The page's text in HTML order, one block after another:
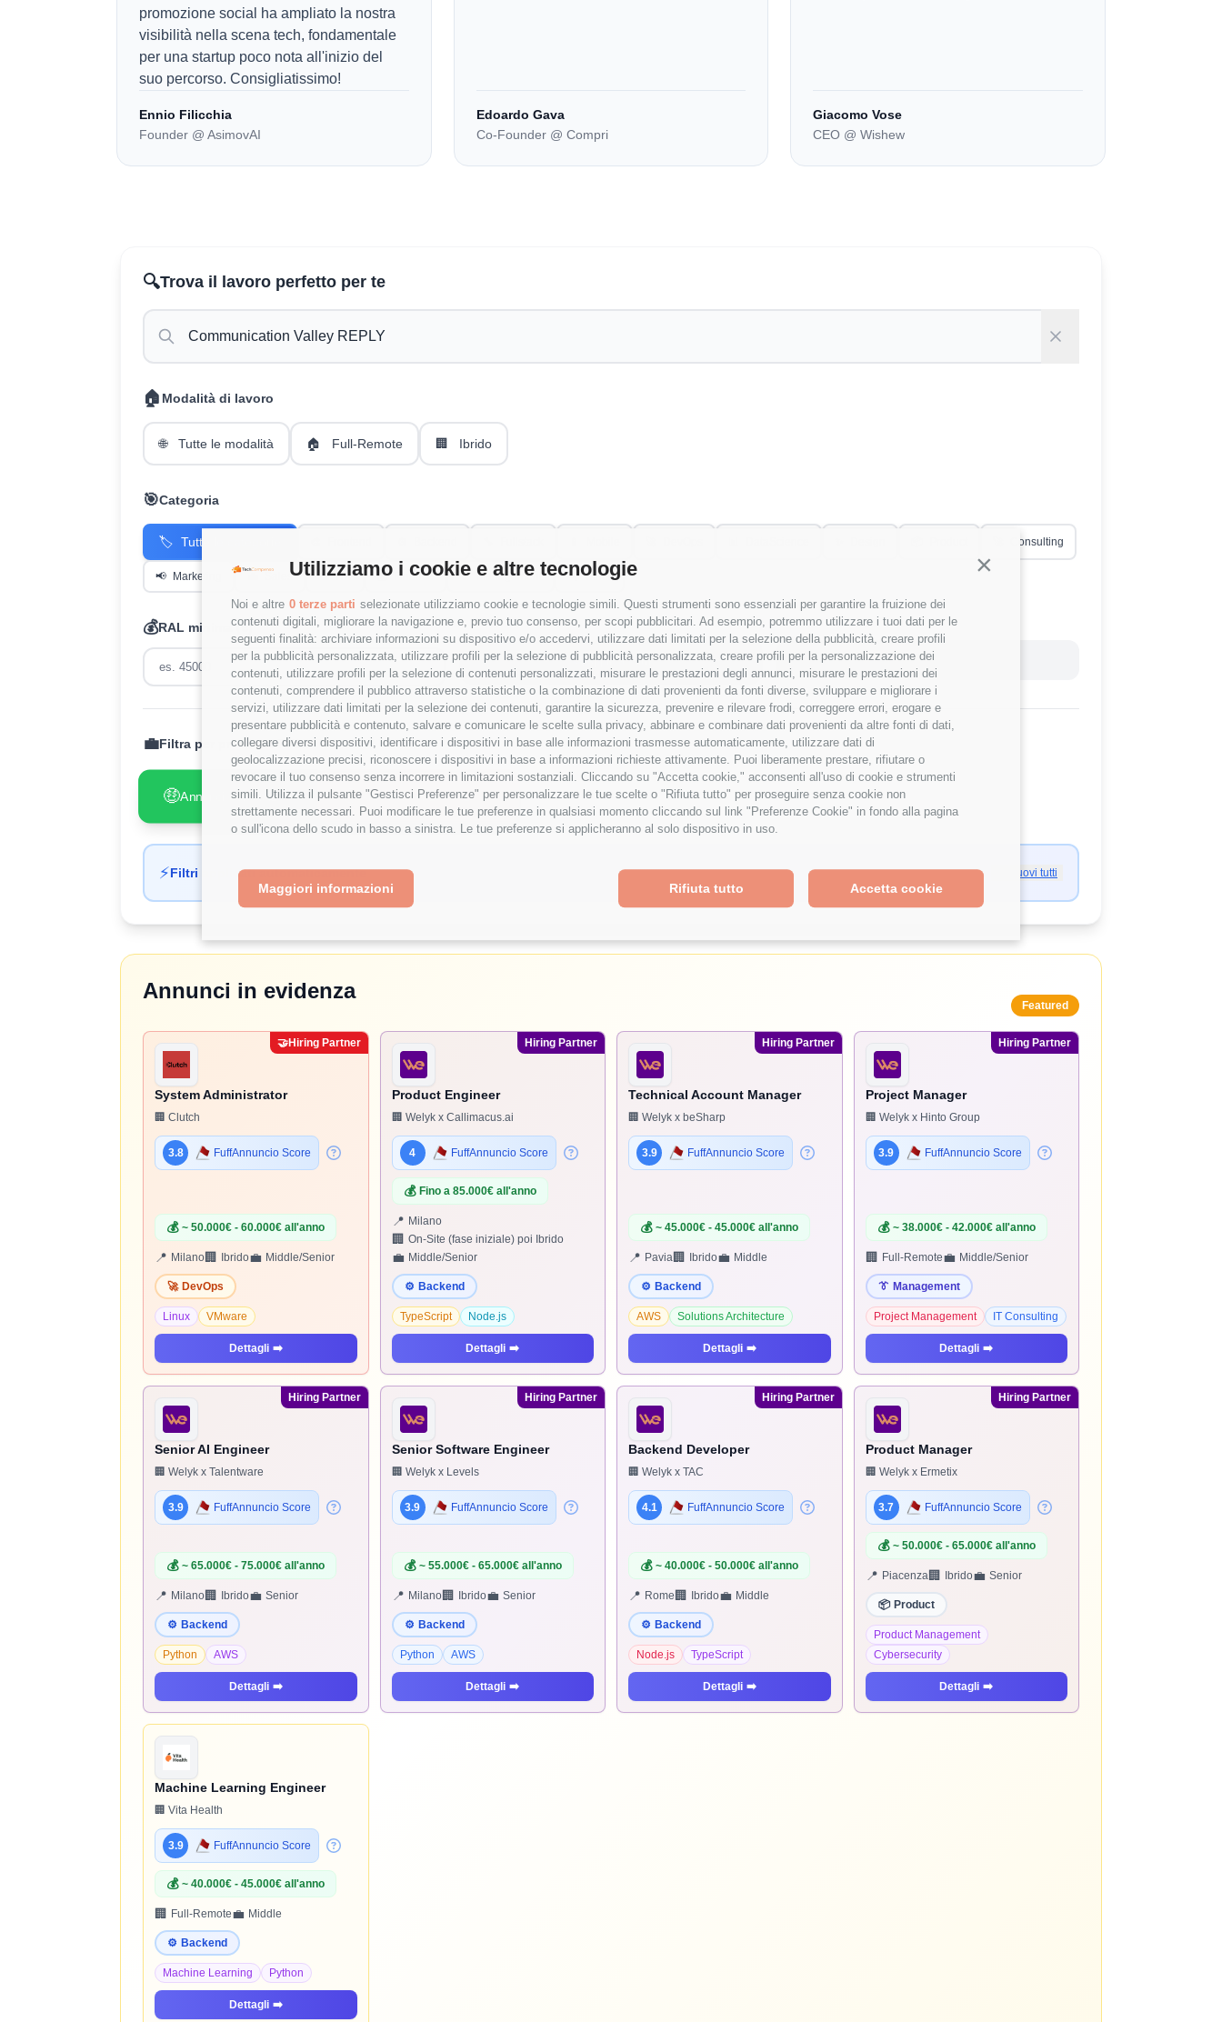
Continua senza accettare
Utilizziamo i cookie e altre tecnologie
Noi e altre 0 terze parti selezionate utilizziamo cookie e tecnologie simili. Questi strumenti sono essenziali per garantire la fruizione dei
contenuti digitali, migliorare la navigazione e, previo tuo consenso, per scopi pubblicitari. Ad esempio, potremmo utilizzare i tuoi dati per le
seguenti finalità: archiviare informazioni su dispositivo e/o accedervi, utilizzare dati limitati per la selezione della pubblicità, creare profili
per la pubblicità personalizzata, utilizzare profili per la selezione di pubblicità personalizzata, creare profili per la personalizzazione dei
contenuti, utilizzare profili per la selezione di contenuti personalizzati, misurare le prestazioni degli annunci, misurare le prestazioni dei
contenuti, comprendere il pubblico attraverso statistiche o la combinazione di dati provenienti da fonti diverse, sviluppare e migliorare i
servizi, utilizzare dati limitati per la selezione dei contenuti, garantire la sicurezza, prevenire e rilevare frodi, correggere errori, erogare e
presentare pubblicità e contenuto, salvare e comunicare le scelte sulla privacy, abbinare e combinare dati provenienti da altre fonti di dati,
collegare diversi dispositivi, identificare i dispositivi in base alle informazioni trasmesse automaticamente, utilizzare dati di
geolocalizzazione precisi, riconoscere i dispositivi in base a informazioni richieste attivamente. Puoi liberamente prestare, rifiutare o
revocare il tuo consenso senza incorrere in limitazioni sostanziali. Cliccando su "Accetta cookie," acconsenti all'uso di cookie e strumenti
simili. Utilizza il pulsante "Gestisci Preferenze" per personalizzare le tue scelte o "Rifiuta tutto" per proseguire senza cookie non
strettamente necessari. Puoi modificare le tue preferenze in qualsiasi momento cliccando sul link "Preferenze Cookie" in fondo alla pagina
o sull'icona dello scudo in basso a sinistra. Le tue preferenze si applicheranno al solo dispositivo in uso.
Accetta cookie
Rifiuta tutto
Maggiori informazioni
promozione social ha ampliato la nostra
visibilità nella scena tech, fondamentale
per una startup poco nota all'inizio del
suo percorso. Consigliatissimo!
Ennio Filicchia
Founder @ AsimovAI
Edoardo Gava
Co-Founder @ Compri
Giacomo Vose
CEO @ Wishew
🔍Trova il lavoro perfetto per te
🏠 Modalità di lavoro
🌐 Tutte le modalità 🏠 Full-Remote 🏢 Ibrido
🎯Categoria
🏷️ Tutte le categorie Consulting
📢 Marketing Sales 👥 HR 💰 Finance 👔 Management 🔍 Other
💰RAL minima (€)
Applica Filtri Reset Filtri
💼Filtra per presenza RAL:
🤑Annunci con RAL ✓ 😢Annunci senza RAL ✓
⚡Filtri applicati automaticamente Rimuovi tutti
Annunci in evidenza
Featured
🤝Hiring Partner
System Administrator
🏢 Clutch
3.8 FuffAnnuncio Score
💰 ~ 50.000€ - 60.000€ all'anno
📍 Milano🏢 Ibrido💼 Middle/Senior
🚀 DevOps
Linux VMware
Dettagli ➡️
Hiring Partner
Product Engineer
🏢 Welyk x Callimacus.ai
4 FuffAnnuncio Score
💰 Fino a 85.000€ all'anno
📍 Milano
🏢 On-Site (fase iniziale) poi Ibrido
💼 Middle/Senior
⚙️ Backend
TypeScript Node.js
Dettagli ➡️
Hiring Partner
Technical Account Manager
🏢 Welyk x beSharp
3.9 FuffAnnuncio Score
💰 ~ 45.000€ - 45.000€ all'anno
📍 Pavia🏢 Ibrido💼 Middle
⚙️ Backend
AWS Solutions Architecture
Dettagli ➡️
Hiring Partner
Project Manager
🏢 Welyk x Hinto Group
3.9 FuffAnnuncio Score
💰 ~ 38.000€ - 42.000€ all'anno
🏢 Full-Remote💼 Middle/Senior
👔 Management
Project Management IT Consulting
Dettagli ➡️
Hiring Partner
Senior AI Engineer
🏢 Welyk x Talentware
3.9 FuffAnnuncio Score
💰 ~ 65.000€ - 75.000€ all'anno
📍 Milano🏢 Ibrido💼 Senior
⚙️ Backend
Python AWS
Dettagli ➡️
Hiring Partner
Senior Software Engineer
🏢 Welyk x Levels
3.9 FuffAnnuncio Score
💰 ~ 55.000€ - 65.000€ all'anno
📍 Milano🏢 Ibrido💼 Senior
⚙️ Backend
Python AWS
Dettagli ➡️
Hiring Partner
Backend Developer
🏢 Welyk x TAC
4.1 FuffAnnuncio Score
💰 ~ 40.000€ - 50.000€ all'anno
📍 Rome 🏢 Ibrido💼 Middle
⚙️ Backend
Node.js TypeScript
Dettagli ➡️
Hiring Partner
Product Manager
🏢 Welyk x Ermetix
3.7 FuffAnnuncio Score
💰 ~ 50.000€ - 65.000€ all'anno
📍 Piacenza🏢 Ibrido💼 Senior
📦 Product
Product Management
Cybersecurity
Dettagli ➡️
Machine Learning Engineer
🏢 Vita Health
3.9 FuffAnnuncio Score
💰 ~ 40.000€ - 45.000€ all'anno
🏢 Full-Remote💼 Middle
⚙️ Backend
Machine Learning Python
Dettagli ➡️